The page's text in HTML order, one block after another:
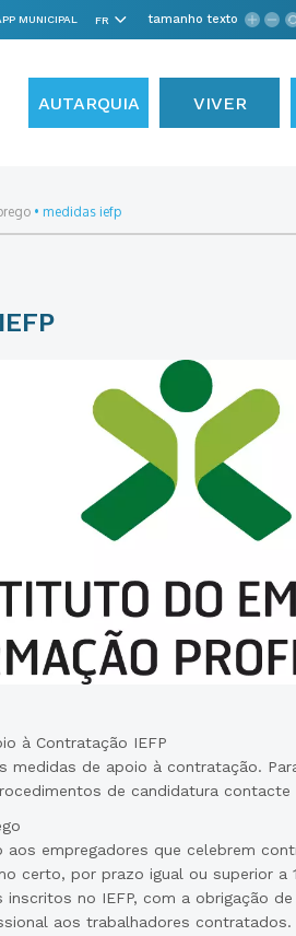
MUNICIPAL tamanho texto
AUTARQUIA VIVER
• medidas iefp
à Contratação IEFP
medidas de apoio à contratação.
de candidatura contacte
aos empregadores que celebrem
certo, por prazo igual ou superior a
inscritos no IEFP, com a obrigação
aos trabalhadores contratados.